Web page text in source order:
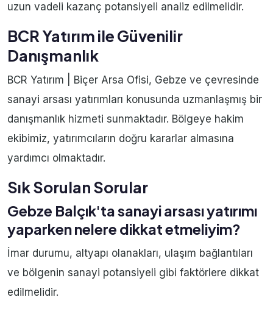
uzun vadeli kazanç potansiyeli analiz edilmelidir.
BCR Yatırım ile Güvenilir
Danışmanlık
BCR Yatırım | Biçer Arsa Ofisi, Gebze ve çevresinde
sanayi arsası yatırımları konusunda uzmanlaşmış bir
danışmanlık hizmeti sunmaktadır. Bölgeye hakim
ekibimiz, yatırımcıların doğru kararlar almasına
yardımcı olmaktadır.
Sık Sorulan Sorular
Gebze Balçık'ta sanayi arsası yatırımı
yaparken nelere dikkat etmeliyim?
İmar durumu, altyapı olanakları, ulaşım bağlantıları
ve bölgenin sanayi potansiyeli gibi faktörlere dikkat
edilmelidir.